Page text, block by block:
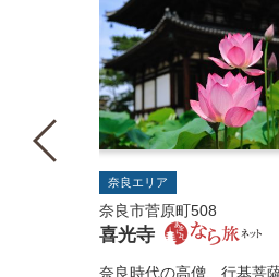
奈良エリア
奈良市菅原町508
喜光寺
奈良時代の高僧、行基菩